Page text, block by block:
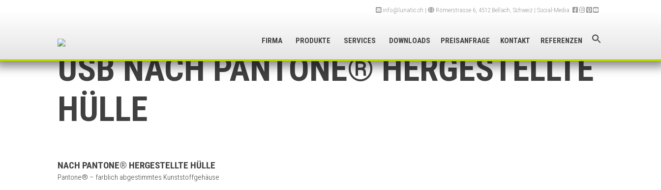
info@lunatic.ch | Römerstrasse 6, 4512 Bellach, Schweiz | Social-Media
FIRMA PRODUKTE SERVICES DOWNLOADS PREISANFRAGE KONTAKT REFERENZEN
USB NACH PANTONE® HERGESTELLTE
HÜLLE
NACH PANTONE® HERGESTELLTE HÜLLE
Pantone® – farblich abgestimmtes Kunststoffgehäuse